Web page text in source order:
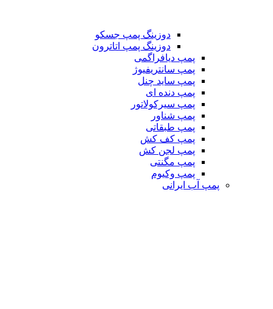
دوزینگ پمپ جسکو
دوزینگ پمپ اتاترون
پمپ دیافراگمی
پمپ سانتریفیوژ
پمپ ساید چنل
پمپ دنده ای
پمپ سیرکولاتور
پمپ شناور
پمپ طبقاتی
پمپ کف کش
پمپ لجن کش
پمپ مگنتی
پمپ وکیوم
پمپ آب ایرانی